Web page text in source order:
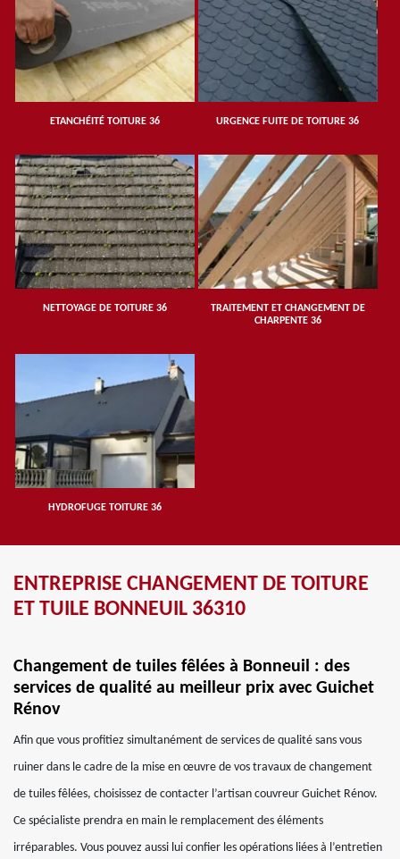
ETANCHÉITÉ TOITURE 36 URGENCE FUITE DE TOITURE 36
NETTOYAGE DE TOITURE 36
TRAITEMENT ET CHANGEMENT DE
CHARPENTE 36
HYDROFUGE TOITURE 36
ENTREPRISE CHANGEMENT DE TOITURE
ET TUILE BONNEUIL 36310
Changement de tuiles fêlées à Bonneuil : des
services de qualité au meilleur prix avec Guichet
Rénov
Afin que vous profitiez simultanément de services de qualité sans vous
ruiner dans le cadre de la mise en œuvre de vos travaux de changement
de tuiles fêlées, choisissez de contacter l’artisan couvreur Guichet Rénov.
Ce spécialiste prendra en main le remplacement des éléments
irréparables. Vous pouvez aussi lui confier les opérations liées à l’entretien